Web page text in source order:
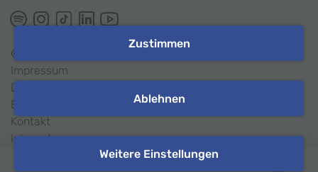
©
Impressum
Datenschutz
Barrierefreiheit
Kontakt
Intranet
Zustimmen
Ablehnen
Weitere Einstellungen